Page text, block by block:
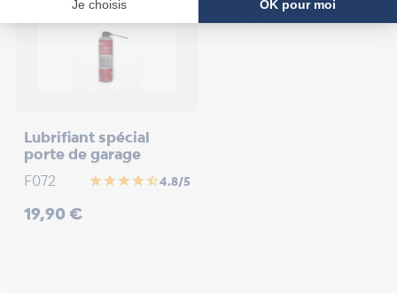
Lubrifiant spécial
porte de garage
F072
star star star star star_half4.8/5
Prix
19,90 €